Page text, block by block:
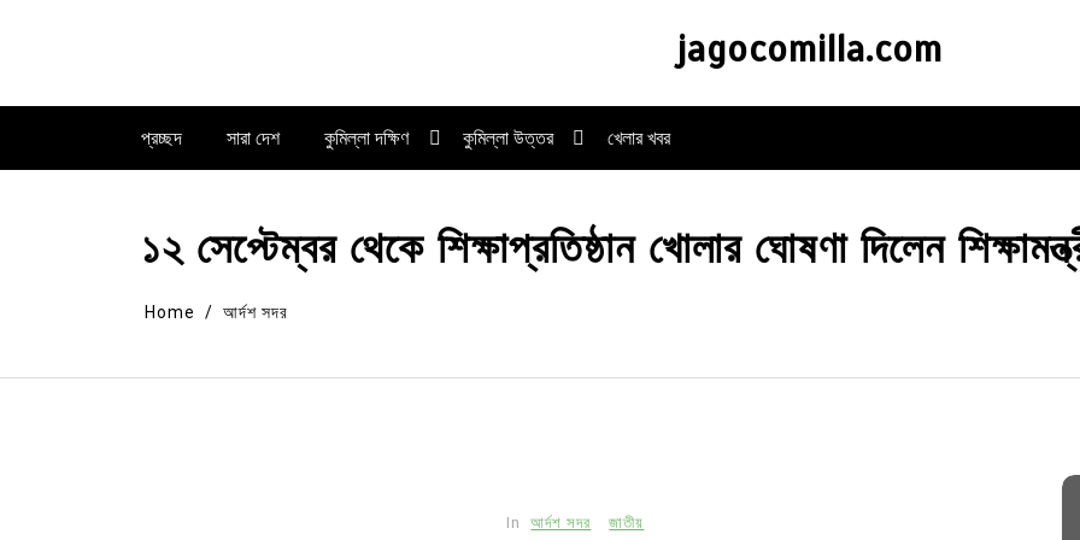
jagocomilla.com
প্রচ্ছদ সারা দেশ কুমিল্লা দক্ষিণ কুমিল্লা উত্তর খেলার খবর
১২ সেপ্টেম্বর থেকে শিক্ষাপ্রতিষ্ঠান খোলার ঘোষণা দিলেন
Home আর্দশ সদর
In আর্দশ সদর জাতীয়